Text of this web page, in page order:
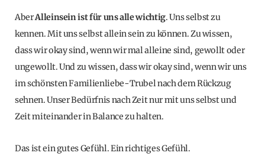
AberAlleinsein ist für uns alle wichtig. Uns selbst zu
kennen. Mit uns selbst allein sein zu können. Zu wissen,
dass wir okay sind, wenn wir mal alleine sind, gewollt oder
ungewollt. Und zu wissen, dass wir okay sind, wenn wir uns
im schönsten Familienliebe-Trubel nach dem Rückzug
sehnen. Unser Bedürfnis nach Zeit nur mit uns selbst und
Zeit miteinander in Balance zu halten.
Das ist ein gutes Gefühl. Ein richtiges Gefühl.